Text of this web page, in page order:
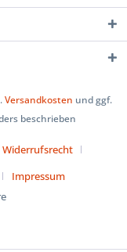
Versandkosten und ggf.
beschrieben
Widerrufsrecht
Impressum